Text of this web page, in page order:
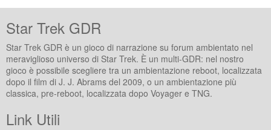
Star Trek GDR
Star Trek GDR è un gioco di narrazione su forum ambientato nel
meraviglioso universo di Star Trek. È un multi-GDR: nel nostro
gioco è possibile scegliere tra un ambientazione reboot, localizzata
dopo il film di J. J. Abrams del 2009, o un ambientazione più
classica, pre-reboot, localizzata dopo Voyager e TNG.
Link Utili